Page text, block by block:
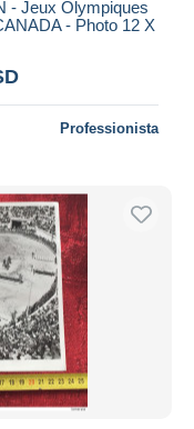
- Jeux Olympiques
- Photo 12 X
Professionista